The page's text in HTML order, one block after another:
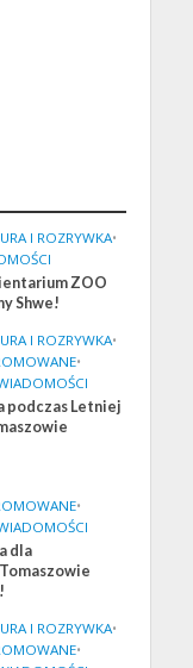
I ROZRYWKA•
ZOO
Shwe!
I ROZRYWKA•
•
podczas Letniej
•
dla
I ROZRYWKA•
•